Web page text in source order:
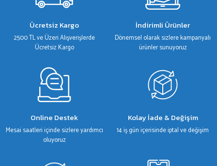
Ürün fiyatı diğer sitelerden daha pahalı.
Bu ürüne benzer farklı alternatifler olmalı.
Ücretsiz Kargo
2500 TL ve Üzeri Alışverişlerde
Ücretsiz Kargo
İndirimli Ürünler
Dönemsel olarak sizlere kampanyalı
ürünler sunuyoruz
Online Destek
Mesai saatleri içinde sizlere yardımcı
oluyoruz
Kolay İade & Değişim
14 iş gün içerisinde iptal ve değişim